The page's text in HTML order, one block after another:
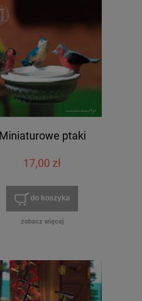
Miniaturowe ptaki
17,00 zł
do koszyka
zobacz więcej